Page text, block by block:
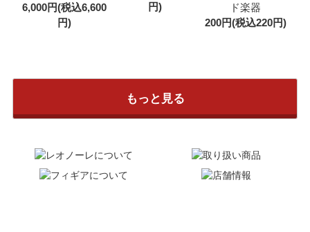
6,000円(税込6,600
円)
円)
ド楽器
200円(税込220円)
もっと見る